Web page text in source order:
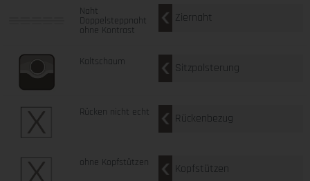
Naht
Doppelsteppnaht
ohne Kontrast
Ziernaht
Kaltschaum Sitzpolsterung
Rücken nicht echt Rückenbezug
ohne Kopfstützen Kopfstützen